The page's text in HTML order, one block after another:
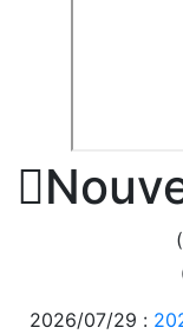

2026/07/29 :